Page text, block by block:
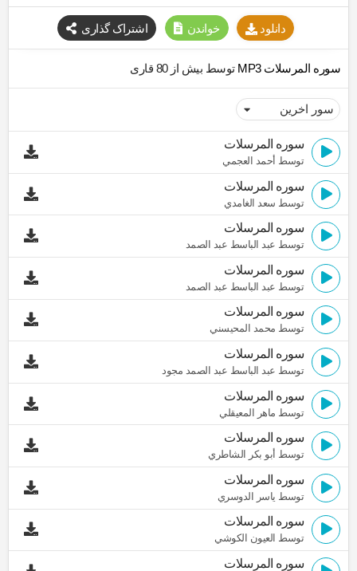
دانلود خواندن اشتراک گذاری
سوره المرسلات MP3 توسط بیش از 80 قاری
سوره المرسلات
توسط أحمد العجمي
سوره المرسلات
توسط سعد الغامدي
سوره المرسلات
توسط عبد الباسط عبد الصمد
سوره المرسلات
توسط عبد الباسط عبد الصمد
سوره المرسلات
توسط محمد المحيسني
سوره المرسلات
توسط عبد الباسط عبد الصمد مجود
سوره المرسلات
توسط ماهر المعيقلي
سوره المرسلات
توسط أبو بكر الشاطري
سوره المرسلات
توسط ياسر الدوسري
سوره المرسلات
توسط العيون الكوشي
سوره المرسلات